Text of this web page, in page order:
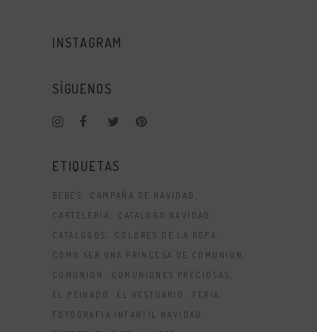
INSTAGRAM
SÍGUENOS
ETIQUETAS
BEBÉS
CAMPAÑA DE NAVIDAD
CARTELERÍA
CATALOGO NAVIDAD
CATÁLOGOS
COLORES DE LA ROPA
COMO SER UNA PRINCESA DE COMUNION
COMUNION
COMUNIONES PRECIOSAS
EL PEINADO
EL VESTUARIO
FERIA
FOTOGRAFIA INFANTIL NAVIDAD